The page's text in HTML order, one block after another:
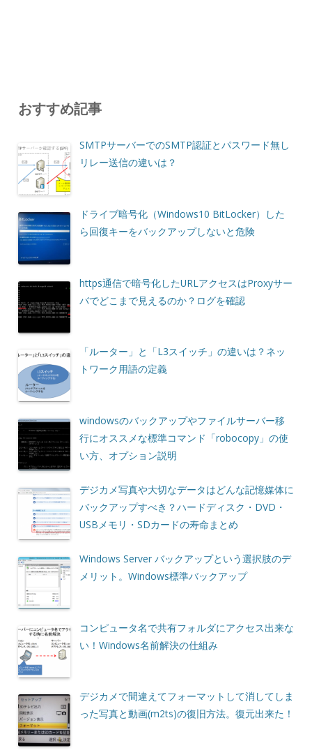
おすすめ記事
SMTPサーバーでのSMTP認証とパスワード無し
リレー送信の違いは？
ドライブ暗号化（Windows10 BitLocker）した
ら回復キーをバックアップしないと危険
https通信で暗号化したURLアクセスはProxyサー
バでどこまで見えるのか？ログを確認
「ルーター」と「L3スイッチ」の違いは？ネッ
トワーク用語の定義
windowsのバックアップやファイルサーバー移
行にオススメな標準コマンド「robocopy」の使
い方、オプション説明
デジカメ写真や大切なデータはどんな記憶媒体に
バックアップすべき？ハードディスク・DVD・
USBメモリ・SDカードの寿命まとめ
Windows Server バックアップという選択肢のデ
メリット。Windows標準バックアップ
コンピュータ名で共有フォルダにアクセス出来な
い！Windows名前解決の仕組み
デジカメで間違えてフォーマットして消してしま
った写真と動画(m2ts)の復旧方法。復元出来た！